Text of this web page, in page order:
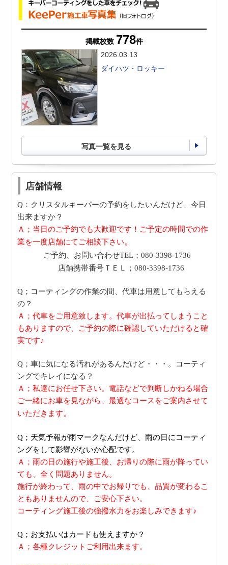
掲載枚数 778件
2026.03.13
ダイハツ・ロッキー
写真一覧を見る
店舗情報
Q：クリスタルキーパーの予約をしたいんだけど、今日
出来ますか？
Ａ；当日のご予約でも大歓迎です！ご予定の時間での作
業を一度店舗にてご相談下さい。
ご予約、お問い合わせTEL；080-3398-1736
店舗携帯番号ＴＥＬ；080-3398-1736
Q；コーティングの作業の間、代車は用意してもらえる
の？
Ａ；代車をご用意致します。代車が出払ってしまうこと
もありますので、ご予約の際に確認していただけると確
実です♪
Q；車に気になる汚れがあるんだけど・・・。コーティ
ングでキレイになる？
Ａ；私達にお任せ下さい。電話などで判断しかねる場合
ご一緒にお車を見ながら、最適なコースをご案内させて
いただきます。
Q；天気予報が雨マークなんだけど、雨の日にコーティ
ングをして影響がないか心配です。
Ａ；雨の日の施行や施工後、お帰りの際に雨が降ってい
ても、全く問題ありません。
施行が終わって、雨の中でお帰りでも、品質が変わるこ
ともありませんので、ご安心下さい。
コーティング施工後の強撥水力をお楽しみできます♪
Q；お支払いはカードも使えますか？
Ａ；各種クレジットご利用出来ます。